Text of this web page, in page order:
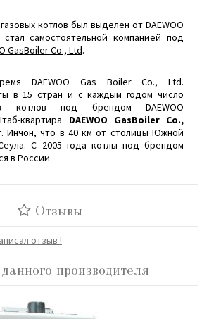
котлов был выделен от DAEWOO
самостоятельной компанией под
GasBoiler Co., Ltd.
DAEWOO Gas Boiler Co., Ltd.
в 15 стран и с каждым годом число
котлов под брендом DAEWOO
квартира DAEWOO GasBoiler Co.,
Инчон, что в 40 км от столицы Южной
С 2005 года котлы под брендом
в России.
Отзывы
отзыв !
производителя